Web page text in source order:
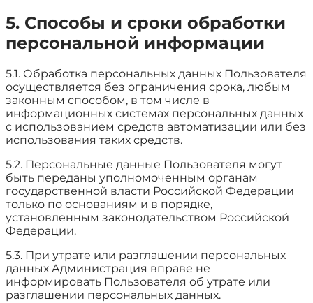
5. Способы и сроки обработки
персональной информации
5.1. Обработка персональных данных Пользователя
осуществляется без ограничения срока, любым
законным способом, в том числе в
информационных системах персональных данных
с использованием средств автоматизации или без
использования таких средств.
5.2. Персональные данные Пользователя могут
быть переданы уполномоченным органам
государственной власти Российской Федерации
только по основаниям и в порядке,
установленным законодательством Российской
Федерации.
5.3. При утрате или разглашении персональных
данных Администрация вправе не
информировать Пользователя об утрате или
разглашении персональных данных.